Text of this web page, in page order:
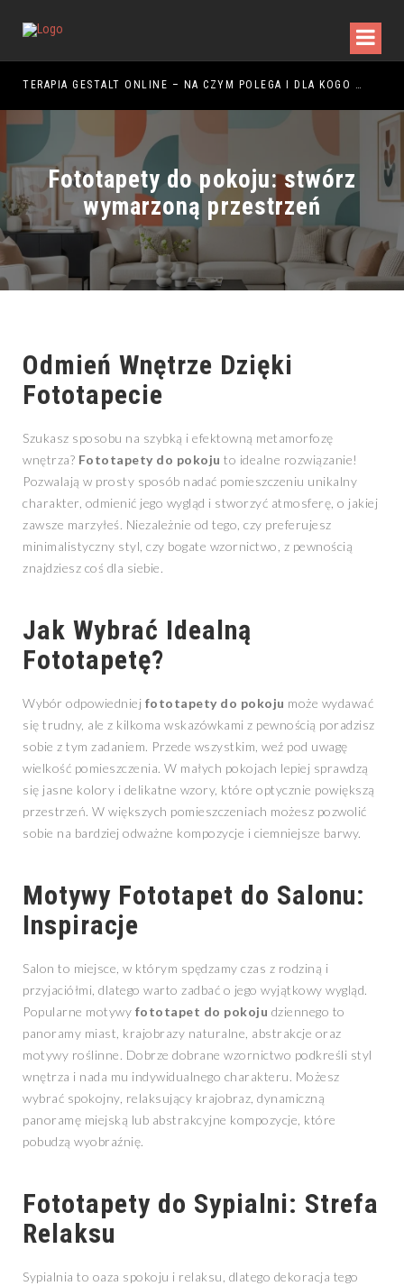
TERAPIA GESTALT ONLINE – NA CZYM POLEGA I DLA KOGO JEST ODPOWIEDNIA?
Fototapety do pokoju: stwórz
wymarzoną przestrzeń
Odmień Wnętrze Dzięki
Fototapecie
Szukasz sposobu na szybką i efektowną metamorfozę
wnętrza? Fototapety do pokoju to idealne rozwiązanie!
Pozwalają w prosty sposób nadać pomieszczeniu unikalny
charakter, odmienić jego wygląd i stworzyć atmosferę, o jakiej
zawsze marzyłeś. Niezależnie od tego, czy preferujesz
minimalistyczny styl, czy bogate wzornictwo, z pewnością
znajdziesz coś dla siebie.
Jak Wybrać Idealną
Fototapetę?
Wybór odpowiedniej fototapety do pokoju może wydawać
się trudny, ale z kilkoma wskazówkami z pewnością poradzisz
sobie z tym zadaniem. Przede wszystkim, weź pod uwagę
wielkość pomieszczenia. W małych pokojach lepiej sprawdzą
się jasne kolory i delikatne wzory, które optycznie powiększą
przestrzeń. W większych pomieszczeniach możesz pozwolić
sobie na bardziej odważne kompozycje i ciemniejsze barwy.
Motywy Fototapet do Salonu:
Inspiracje
Salon to miejsce, w którym spędzamy czas z rodziną i
przyjaciółmi, dlatego warto zadbać o jego wyjątkowy wygląd.
Popularne motywy fototapet do pokoju dziennego to
panoramy miast, krajobrazy naturalne, abstrakcje oraz
motywy roślinne. Dobrze dobrane wzornictwo podkreśli styl
wnętrza i nada mu indywidualnego charakteru. Możesz
wybrać spokojny, relaksujący krajobraz, dynamiczną
panoramę miejską lub abstrakcyjne kompozycje, które
pobudzą wyobraźnię.
Fototapety do Sypialni: Strefa
Relaksu
Sypialnia to oaza spokoju i relaksu, dlatego dekoracja tego